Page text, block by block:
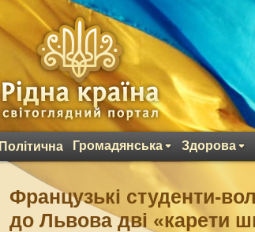
Політична Громадянська Здорова
Французькі студенти-
до Львова дві «карети